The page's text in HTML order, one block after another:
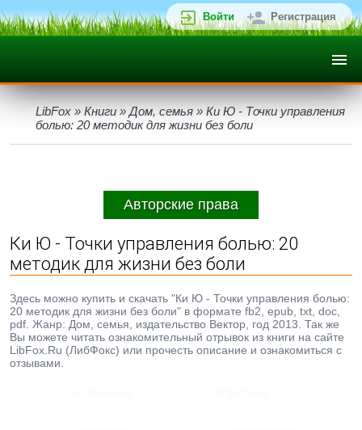
Войти Регистрация
LibFox » Книги » Дом, семья » Ки Ю - Точки управления
болью: 20 методик для жизни без боли
Авторские права
Ки Ю - Точки управления болью: 20
методик для жизни без боли
Здесь можно купить и скачать "Ки Ю - Точки управления болью:
20 методик для жизни без боли" в формате fb2, epub, txt, doc,
pdf. Жанр: Дом, семья, издательство Вектор, год 2013. Так же
Вы можете читать ознакомительный отрывок из книги на сайте
LibFox.Ru (ЛибФокс) или прочесть описание и ознакомиться с
отзывами.